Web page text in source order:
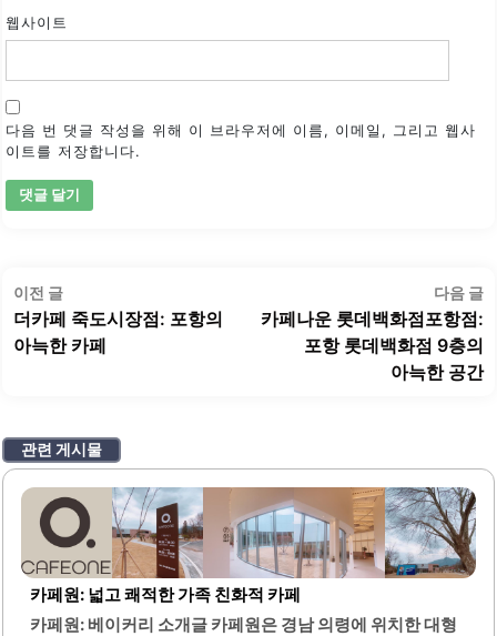
웹사이트
다음 번 댓글 작성을 위해 이 브라우저에 이름, 이메일, 그리고 웹사
이트를 저장합니다.
글
탐
색
이전 글이
전
글:
더카페 죽도시장점: 포항의
아늑한 카페
다음 글
카페나운 롯데백화점포항점:
포항 롯데백화점 9층의
아늑한 공간
관련 게시물
카페원: 넓고 쾌적한 가족 친화적 카페
카페원: 베이커리 소개글 카페원은 경남 의령에 위치한 대형